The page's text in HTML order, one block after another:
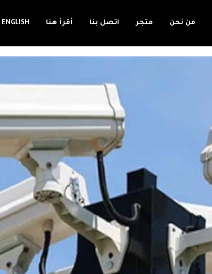
من نحن متجر اتصل بنا أقرأ هنا ENGLISH